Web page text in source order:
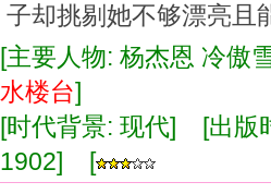
子却挑剔她不够漂亮
[主要人物: 杨杰恩 冷
水楼台]
[时代背景: 现代] [出
1902] [